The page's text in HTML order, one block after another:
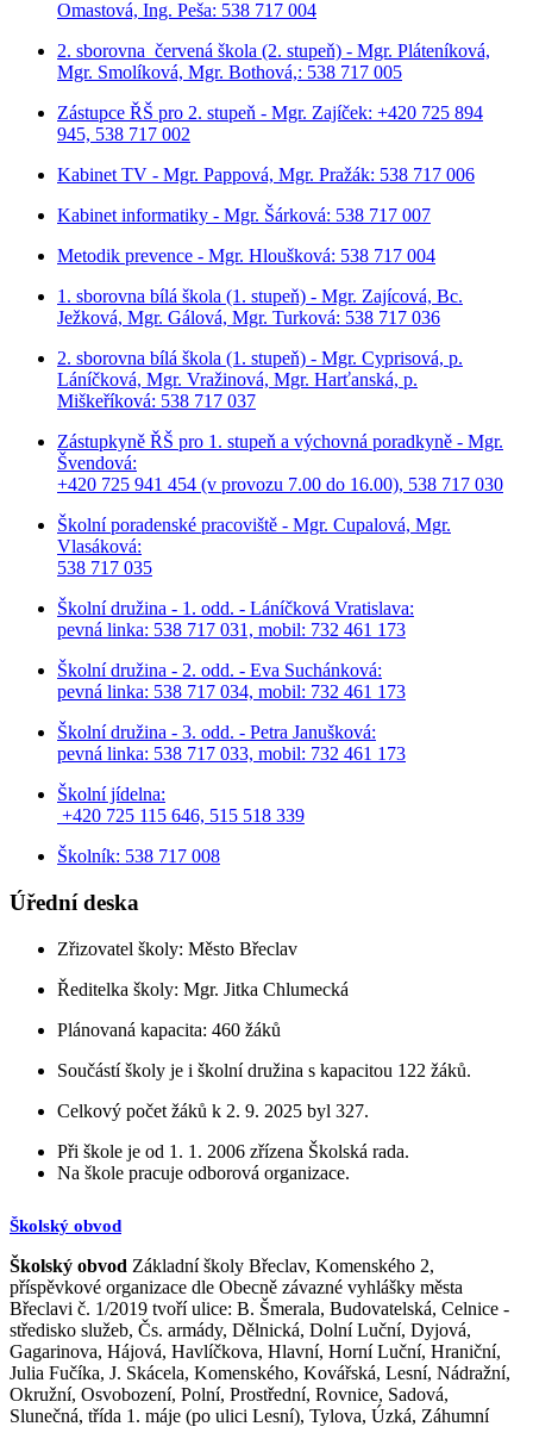
Omastová, Ing. Peša: 538 717 004
2. sborovna červená škola (2. stupeň) - Mgr. Pláteníková,
Mgr. Smolíková, Mgr. Bothová,: 538 717 005
Zástupce ŘŠ pro 2. stupeň - Mgr. Zajíček: +420 725 894
945, 538 717 002
Kabinet TV - Mgr. Pappová, Mgr. Pražák: 538 717 006
Kabinet informatiky - Mgr. Šárková: 538 717 007
Metodik prevence - Mgr. Hloušková: 538 717 004
1. sborovna bílá škola (1. stupeň) - Mgr. Zajícová, Bc.
Ježková, Mgr. Gálová, Mgr. Turková: 538 717 036
2. sborovna bílá škola (1. stupeň) - Mgr. Cyprisová, p.
Láníčková, Mgr. Vražinová, Mgr. Harťanská, p.
Miškeříková: 538 717 037
Zástupkyně ŘŠ pro 1. stupeň a výchovná poradkyně - Mgr.
Švendová:
+420 725 941 454 (v provozu 7.00 do 16.00), 538 717 030
Školní poradenské pracoviště - Mgr. Cupalová, Mgr.
Vlasáková:
538 717 035
Školní družina - 1. odd. - Láníčková Vratislava:
pevná linka: 538 717 031, mobil: 732 461 173
Školní družina - 2. odd. - Eva Suchánková:
pevná linka: 538 717 034, mobil: 732 461 173
Školní družina - 3. odd. - Petra Janušková:
pevná linka: 538 717 033, mobil: 732 461 173
Školní jídelna:
+420 725 115 646, 515 518 339
Školník: 538 717 008
Úřední deska
Zřizovatel školy: Město Břeclav
Ředitelka školy: Mgr. Jitka Chlumecká
Plánovaná kapacita: 460 žáků
Součástí školy je i školní družina s kapacitou 122 žáků.
Celkový počet žáků k 2. 9. 2025 byl 327.
Při škole je od 1. 1. 2006 zřízena Školská rada.
Na škole pracuje odborová organizace.
Školský obvod
Školský obvod Základní školy Břeclav, Komenského 2,
příspěvkové organizace dle Obecně závazné vyhlášky města
Břeclavi č. 1/2019 tvoří ulice: B. Šmerala, Budovatelská, Celnice -
středisko služeb, Čs. armády, Dělnická, Dolní Luční, Dyjová,
Gagarinova, Hájová, Havlíčkova, Hlavní, Horní Luční, Hraniční,
Julia Fučíka, J. Skácela, Komenského, Kovářská, Lesní, Nádražní,
Okružní, Osvobození, Polní, Prostřední, Rovnice, Sadová,
Slunečná, třída 1. máje (po ulici Lesní), Tylova, Úzká, Záhumní